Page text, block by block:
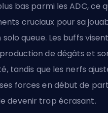
bas parmi les ADC, ce
cruciaux pour sa
queue. Les buffs
de dégâts et
tandis que les nerfs
forces en début de
devenir trop écrasant.